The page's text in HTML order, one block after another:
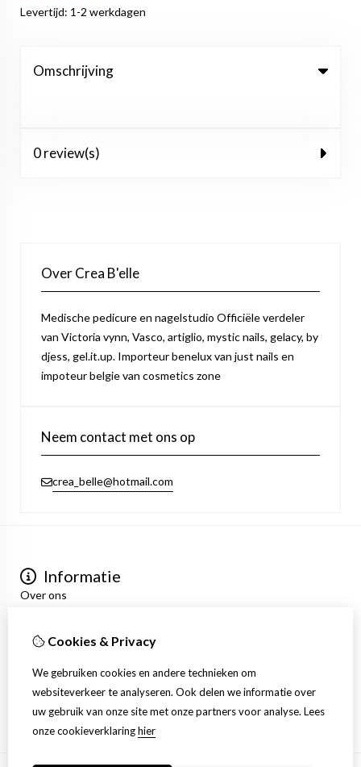
Levertijd: 1-2 werkdagen
Omschrijving
0 review(s)
Over Crea B'elle
Medische pedicure en nagelstudio Officiële verdeler
van Victoria vynn, Vasco, artiglio, mystic nails, gelacy, by
djess, gel.it.up. Importeur benelux van just nails en
impoteur belgie van cosmetics zone
Neem contact met ons op
crea_belle@hotmail.com
Informatie
Over ons
Algemene voorwaarden
Mijn account
Inloggen
Bestelhistorie
Verlanglijst
Nieuwsbrief
Cookies & Privacy
We gebruiken cookies en andere technieken om
websiteverkeer te analyseren. Ook delen we informatie over
uw gebruik van onze site met onze partners voor analyse. Lees
onze cookieverklaringhier